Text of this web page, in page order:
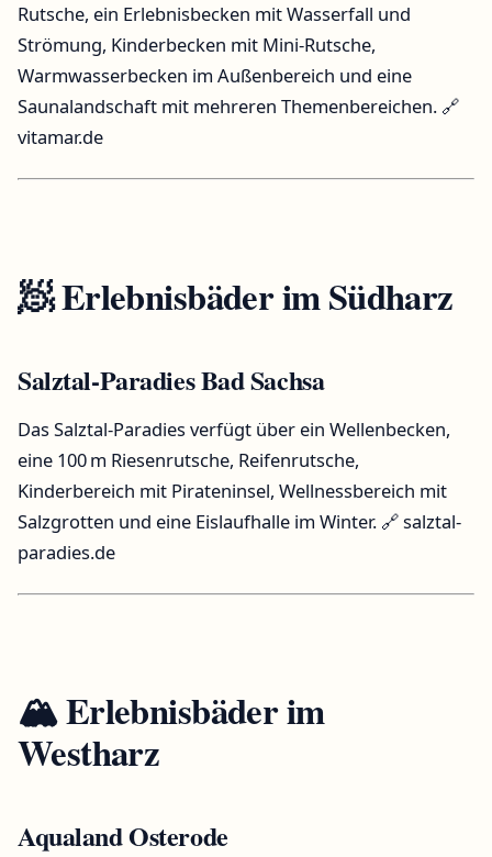
Rutsche, ein Erlebnisbecken mit Wasserfall und
Strömung, Kinderbecken mit Mini-Rutsche,
Warmwasserbecken im Außenbereich und eine
Saunalandschaft mit mehreren Themenbereichen. 🔗
vitamar.de
🧖 Erlebnisbäder imSüdharz
Salztal-Paradies Bad Sachsa
Das Salztal-Paradies verfügt über ein Wellenbecken,
eine 100 m Riesenrutsche, Reifenrutsche,
Kinderbereich mit Pirateninsel, Wellnessbereich mit
Salzgrotten und eine Eislaufhalle im Winter. 🔗 salztal-
paradies.de
🏔️ Erlebnisbäder im
Westharz
Aqualand Osterode